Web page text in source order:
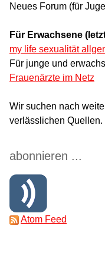
Neues Forum (für
Für Erwachsene
my life sexualität
Für junge und
Frauenärzte im Netz
Wir suchen nach
verlässlichen Quellen.
abonnieren ...
Atom Feed